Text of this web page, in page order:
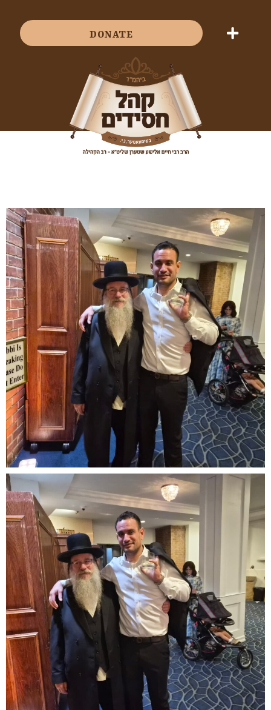
DONATE